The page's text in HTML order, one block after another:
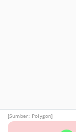
[Sumber: Polygon]